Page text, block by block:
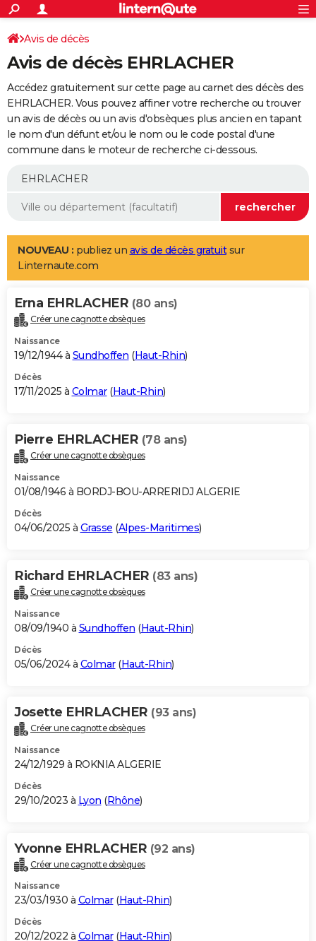
ACTUALITÉS
Politique
Société
Faits Divers
Education
Monde
Villes
+
SPORT
Coupe du monde 2026
Football
Tennis
Cyclisme
Rugby
Forum
Programme TV
TNT
Streaming
Cinéma
Sorties cinéma
Musique
+
FINANCE
Impôts
Immobilier
Risques naturels par ville
Banque
Assurance
Crédit
AUTO
Essais
Réserver un essai
Citadines
Berlines
SUV
Forum auto
+
Mobiles
Meilleur smartphone
Internet
Ordinateurs
Jeux vidéo
Guide high-tech
Aménagement intérieur
LIFESTYLE
Art de vivre
Bien-être
Loisirs
Mode
Modes de vie
Alimentation
Guide de la santé
Maladies
Médicaments
Sommeil
VOYAGE
Destinations
City break
Voyage nature
Voyage de noces
Forum
Climat
+PHOTO
GUIDES D'ACHAT
BONS PLANS
Carte de Noël
Carte Bonne année
Carte Saint-Valentin
Carte Pâques
Carte d'anniversaire
DICTIONNAIRE
Dictionnaire
Biographies
Citations
Expressions
Proverbes
PROGRAMME TV
S'inscrire
Se connecter
Lycées
Collèges
Primaires
Universités
Entreprises
Service militaire
Avis de recherche
AVIS DE DÉCÈS
Bricolage
Lifestyle
Culture
Sport
Auto
Television
Voyage
Cinema
Avis de décès
Avis de décès EHRLACHER
Accédez gratuitement sur cette page au carnet des décès des
EHRLACHER. Vous pouvez affiner votre recherche ou trouver
un avis de décès ou un avis d'obsèques plus ancien en tapant
le nom d'un défunt et/ou le nom ou le code postal d'une
commune dans le moteur de recherche ci-dessous.
NOUVEAU : publiez un avis de décès gratuitsur
Linternaute.com
Erna EHRLACHER (80 ans)
Créer une cagnotte obsèques
Naissance
19/12/1944 à Sundhoffen (Haut-Rhin)
Décès
17/11/2025 à Colmar(Haut-Rhin)
Pierre EHRLACHER (78 ans)
Créer une cagnotte obsèques
Naissance
01/08/1946 à BORDJ-BOU-ARRERIDJ ALGERIE
Décès
04/06/2025 à Grasse (Alpes-Maritimes)
Richard EHRLACHER (83 ans)
Créer une cagnotte obsèques
Naissance
08/09/1940 à Sundhoffen (Haut-Rhin)
Décès
05/06/2024 à Colmar(Haut-Rhin)
Josette EHRLACHER (93 ans)
Créer une cagnotte obsèques
Naissance
24/12/1929 à ROKNIA ALGERIE
Décès
29/10/2023 à Lyon (Rhône)
Yvonne EHRLACHER (92 ans)
Créer une cagnotte obsèques
Naissance
23/03/1930 à Colmar(Haut-Rhin)
Décès
20/12/2022 à Colmar(Haut-Rhin)